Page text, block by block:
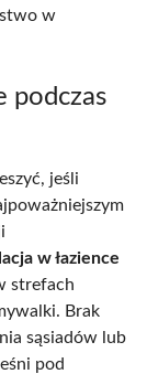
w
podczas
jeśli
w łazience
strefach
Brak
sąsiadów lub
pod